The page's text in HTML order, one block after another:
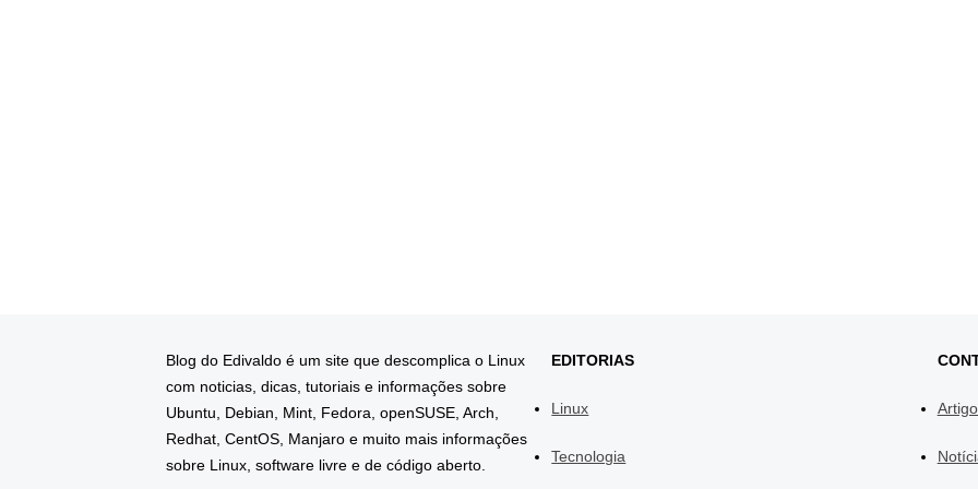
Blog do Edivaldo é um site que descomplica o Linux
com noticias, dicas, tutoriais e informações sobre
Ubuntu, Debian, Mint, Fedora, openSUSE, Arch,
Redhat, CentOS, Manjaro e muito mais informações
sobre Linux, software livre e de código aberto.
EDITORIAS
Linux
Tecnologia